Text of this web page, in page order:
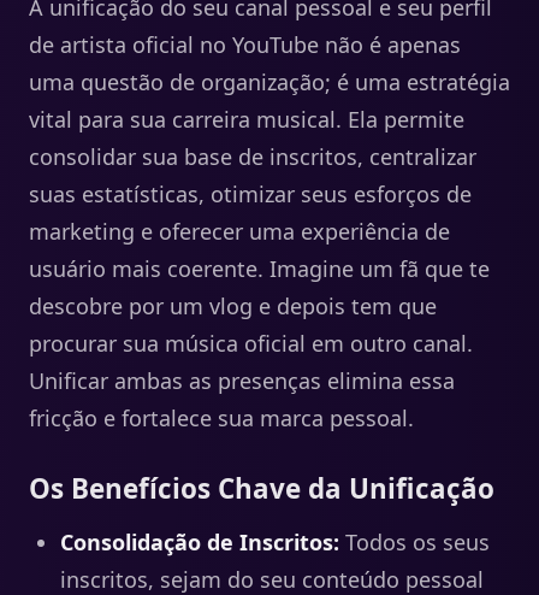
A unificação do seu canal pessoal e seu perfil
de artista oficial no YouTube não é apenas
uma questão de organização; é uma estratégia
vital para sua carreira musical. Ela permite
consolidar sua base de inscritos, centralizar
suas estatísticas, otimizar seus esforços de
marketing e oferecer uma experiência de
usuário mais coerente. Imagine um fã que te
descobre por um vlog e depois tem que
procurar sua música oficial em outro canal.
Unificar ambas as presenças elimina essa
fricção e fortalece sua marca pessoal.
Os Benefícios Chave da Unificação
Consolidação de Inscritos: Todos os seus
inscritos, sejam do seu conteúdo pessoal